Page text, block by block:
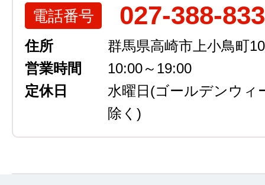
電話番号 027-388-
住所
群馬県高崎市上小鳥町
営業時間
10:00～19:00
定休日
水曜日 (ゴールデンウィ
除く)